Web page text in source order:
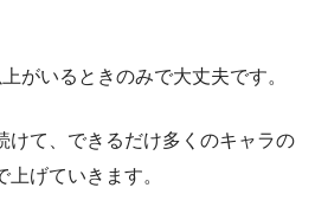
がいるときのみで大丈夫です。
けて、できるだけ多くのキャラの
げていきます。